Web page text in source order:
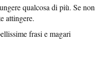
qualcosa di più. Se non
attingere.
frasi e magari